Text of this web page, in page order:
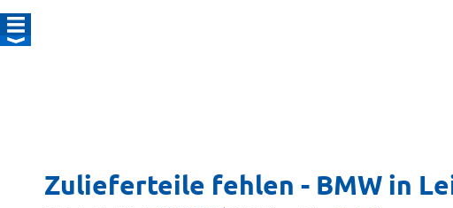
Zulieferteile fehlen - BMW in